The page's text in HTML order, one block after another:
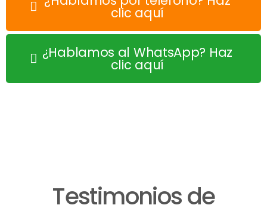
clic aquí
¿Hablamos al WhatsApp? Haz
clic aquí
Testimonios de